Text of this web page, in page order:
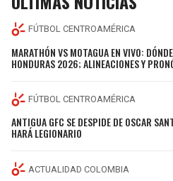
FÚTBOL CENTROAMÉRICA
MARATHÓN VS MOTAGUA EN VIVO:
HONDURAS 2026; ALINEACIONES Y
FÚTBOL CENTROAMÉRICA
ANTIGUA GFC SE DESPIDE DE OSCAR
HARÁ LEGIONARIO
ACTUALIDAD COLOMBIA